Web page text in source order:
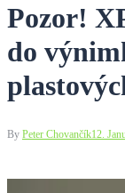
Pozor!
do
By Peter Chovančík12.